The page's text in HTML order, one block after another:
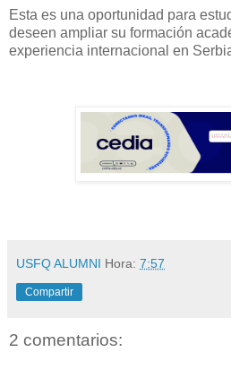
Esta es una oportunidad para
deseen ampliar su formación
experiencia internacional en
USFQ ALUMNI Hora: 7:57
Compartir
2 comentarios: